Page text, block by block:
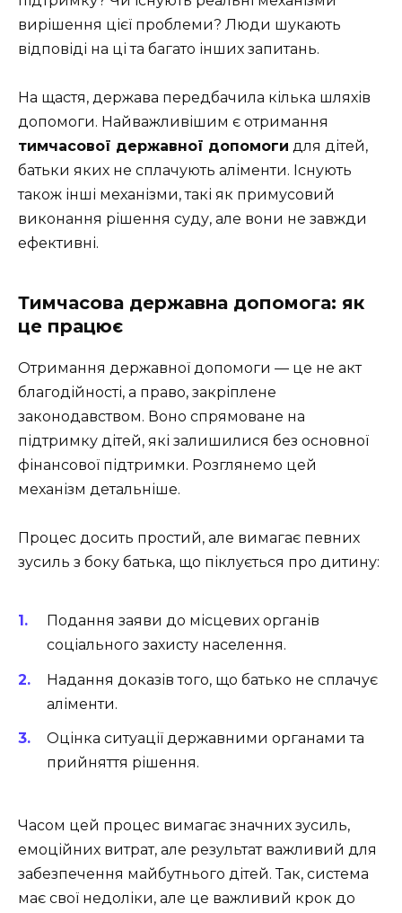
вирішення цієї проблеми? Люди шукають
відповіді на ці та багато інших запитань.
На щастя, держава передбачила кілька шляхів
допомоги. Найважливішим є отримання
тимчасової державної допомоги для дітей,
батьки яких не сплачують аліменти. Існують
також інші механізми, такі як примусовий
виконання рішення суду, але вони не завжди
ефективні.
Тимчасова державна допомога: як
це працює
Отримання державної допомоги — це не акт
благодійності, а право, закріплене
законодавством. Воно спрямоване на
підтримку дітей, які залишилися без основної
фінансової підтримки. Розглянемо цей
механізм детальніше.
Процес досить простий, але вимагає певних
зусиль з боку батька, що піклується про дитину:
Подання заяви до місцевих органів
соціального захисту населення.
Надання доказів того, що батько не сплачує
аліменти.
Оцінка ситуації державними органами та
прийняття рішення.
Часом цей процес вимагає значних зусиль,
емоційних витрат, але результат важливий для
забезпечення майбутнього дітей. Так, система
має свої недоліки, але це важливий крок до